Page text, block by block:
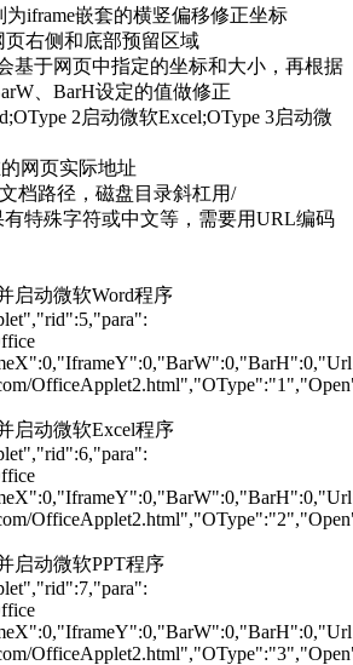
为iframe嵌套的横竖偏移修正坐标
页右侧和底部预留区域
基于网页中指定的坐标和大小，再根据
、BarH设定的值做修正
2启动微软Excel;OType 3启动微
网页实际地址
档路径，磁盘目录斜杠用/
有特殊字符或中文等，需要用URL编码
启动微软Word程序
启动微软Excel程序
启动微软PPT程序